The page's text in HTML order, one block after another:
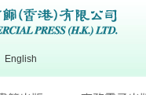
English